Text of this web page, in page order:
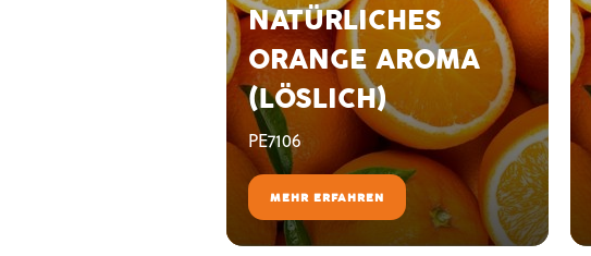
NATÜRLICHES
ORANGE AROMA
(LÖSLICH)
PE7106
MEHR ERFAHREN